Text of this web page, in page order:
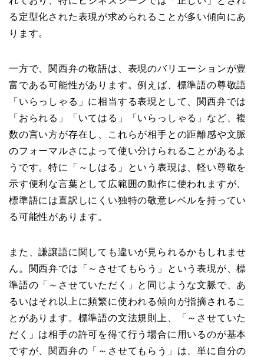
る定型化された表現が求められることが多い傾向にあ
ります。
一方で、関西弁の敬語は、表現のバリエーションが豊
富である可能性があります。例えば、標準語の尊敬語
「いらっしゃる」に相当する表現として、関西弁では
「おられる」「いてはる」「いらっしゃる」など、複
数の言い方が存在し、これらが相手との距離感や文脈
のフォーマルさによって使い分けられることがあるよ
うです。特に「～しはる」という表現は、軽い尊敬を
示す便利な言葉として広範囲の動作に使われますが、
標準語には直訳しにくい独特の敬意レベルを持ってい
る可能性があります。
また、謙譲語に関しても違いが見られるかもしれませ
ん。関西弁では「～させてもらう」という表現が、標
準語の「～させていただく」と同じような文脈で、あ
るいはそれ以上に頻繁に使われる傾向が指摘されるこ
とがあります。標準語の文法規則上、「～させていた
だく」は相手の許可を得て行う場合に用いるのが基本
ですが、関西弁の「～させてもらう」は、単に自分の